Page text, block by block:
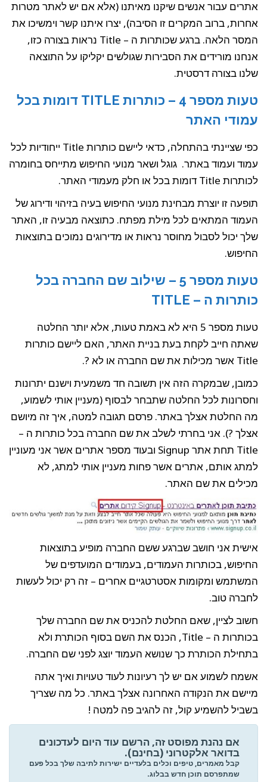
אתרים עבור אנשים שיקנו מאיתנו (אלא אם יש לאתר מטרות
אחרות, ברוב המקרים זו הסיבה), יצרו איתנו קשר וימשיכו את
המסר הלאה. ברגע שכותרות ה – Title נראות בצורה כזו,
אנחנו מורידים את הסבירות שגולשים יקליקו על התוצאה
שלנו בצורה דרסטית.
טעות מספר 4 – כותרות TITLE דומות בכל
עמודי האתר
כפי שציינתי בהתחלה, כדאי ליישם כותרות Title ייחודיות לכל
עמוד ועמוד באתר. גוגל ושאר מנועי החיפוש מתייחס בחומרה
לכותרות Title דומות בכל או חלק מעמודי האתר.
תופעה זו יוצרת מבחינת מנועי החיפוש בעיה בזיהוי ודירוג של
העמוד המתאים לכל מילת מפתח. כתוצאה מבעיה זו, האתר
שלך יכול לסבול מחוסר נראות או מדירוגים נמוכים בתוצאות
החיפוש.
טעות מספר 5 – שילוב שם החברה בכל
כותרות ה – TITLE
טעות מספר 5 היא לא באמת טעות, אלא יותר החלטה
שאתה חייב לקחת בעת בניית האתר, האם ליישם כותרות
Title אשר מכילות את שם החברה או לא ?.
כמובן, שבמקרה הזה אין תשובה חד משמעית וישנם יתרונות
וחסרונות לכל החלטה שתבחר לבסוף (מעניין אותי לשמוע,
מה החלטת אצלך באתר. פרסם תגובה למטה, איך זה מיושם
אצלך ?). אני בחרתי לשלב את שם החברה בכל כותרות ה –
Title תחת אתר Signup ובעוד מספר אתרים אשר אני מעוניין
למתג אותם, אתרים אשר פחות מעניין אותי למתג, לא
מכילים את שם האתר.
אישית אני חושב שברגע ששם החברה מופיע בתוצאות
החיפוש, בכותרות העמודים, בעמודים המועדפים של
המשתמש ומקומות אסטרטגיים אחרים – זה רק יכול לעשות
לחברה טוב.
חשוב לציין, שאם החלטת להכניס את שם החברה שלך
בכותרות ה – Title, הכנס את השם בסוף הכותרת ולא
בתחילת הכותרת כך שנושא העמוד יוצג לפני שם החברה.
אשמח לשמוע אם יש לך רעיונות לעוד טעויות ואיך אתה
מיישם את הנקודה האחרונה אצלך באתר. כל מה שצריך
בשביל להשמיע קול, זה להגיב פה למטה !
אם נהנת מפוסט זה, הרשם עוד היום לעדכונים
בדואר אלקטרוני (בחינם).
קבל מאמרים, טיפים וכלים בלעדיים ישירות לתיבה שלך בכל פעם
שמתפרסם תוכן חדש בבלוג.